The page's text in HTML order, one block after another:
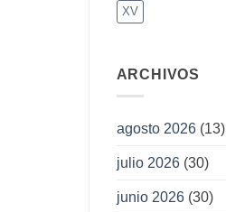
XV
ARCHIVOS
agosto 2026(13)
julio 2026(30)
junio 2026(30)